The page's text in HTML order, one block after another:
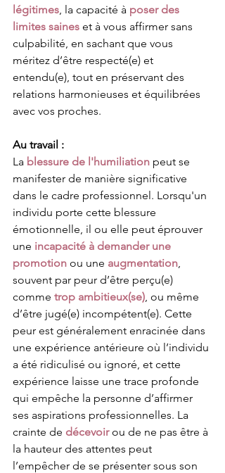
légitimes , la capacité à poser des
limites saines et à vous affirmer sans
culpabilité, en sachant que vous
méritez d’être respecté(e) et
entendu(e), tout en préservant des
relations harmonieuses et équilibrées
avec vos proches.
Au travail :
La blessure de l'humiliation peut se
manifester de manière significative
dans le cadre professionnel. Lorsqu'un
individu porte cette blessure
émotionnelle, il ou elle peut éprouver
une incapacité à demander une
promotion ou une augmentation
souvent par peur d’être perçu(e)
comme trop ambitieux(se) , ou même
d’être jugé(e) incompétent(e). Cette
peur est généralement enracinée dans
une expérience antérieure où l’individu
a été ridiculisé ou ignoré, et cette
expérience laisse une trace profonde
qui empêche la personne d’affirmer
ses aspirations professionnelles. La
crainte de décevoir ou de ne pas être à
la hauteur des attentes peut
l’empêcher de se présenter sous son